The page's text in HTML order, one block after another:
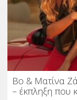
Bo & Ματίνα
– έκπληξη που